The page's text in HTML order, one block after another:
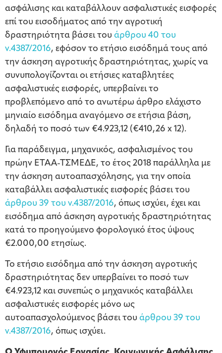
ασφάλισης και καταβάλλουν ασφαλιστικές εισφορές
επί του εισοδήματος από την αγροτική
δραστηριότητα βάσει του άρθρου 40 του
ν.4387/2016, εφόσον το ετήσιο εισόδημά τους από
την άσκηση αγροτικής δραστηριότητας, χωρίς να
συνυπολογίζονται οι ετήσιες καταβλητέες
ασφαλιστικές εισφορές, υπερβαίνει το
προβλεπόμενο από το ανωτέρω άρθρο ελάχιστο
μηνιαίο εισόδημα αναγόμενο σε ετήσια βάση,
δηλαδή το ποσό των €4.923,12 (€410,26 x 12).
Για παράδειγμα, μηχανικός, ασφαλισμένος του
πρώην ΕΤΑΑ-ΤΣΜΕΔΕ, το έτος 2018 παράλληλα με
την άσκηση αυτοαπασχόλησης, για την οποία
καταβάλλει ασφαλιστικές εισφορές βάσει του
άρθρου 39 του ν.4387/2016, όπως ισχύει, έχει και
εισόδημα από άσκηση αγροτικής δραστηριότητας
κατά το προηγούμενο φορολογικό έτος ύψους
€2.000,00 ετησίως.
Το ετήσιο εισόδημα από την άσκηση αγροτικής
δραστηριότητας δεν υπερβαίνει το ποσό των
€4.923,12 και συνεπώς ο μηχανικός καταβάλλει
ασφαλιστικές εισφορές μόνο ως
αυτοαπασχολούμενος βάσει του άρθρου 39 του
ν.4387/2016, όπως ισχύει.